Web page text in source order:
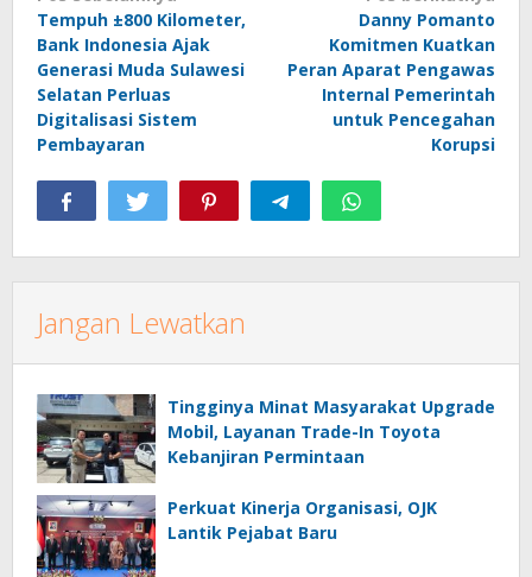
pos
Tempuh ±800 Kilometer,
Bank Indonesia Ajak
Generasi Muda Sulawesi
Selatan Perluas
Digitalisasi Sistem
Pembayaran
Danny Pomanto
Komitmen Kuatkan
Peran Aparat Pengawas
Internal Pemerintah
untuk Pencegahan
Korupsi
Jangan Lewatkan
Tingginya Minat Masyarakat Upgrade
Mobil, Layanan Trade-In Toyota
Kebanjiran Permintaan
Perkuat Kinerja Organisasi, OJK
Lantik Pejabat Baru